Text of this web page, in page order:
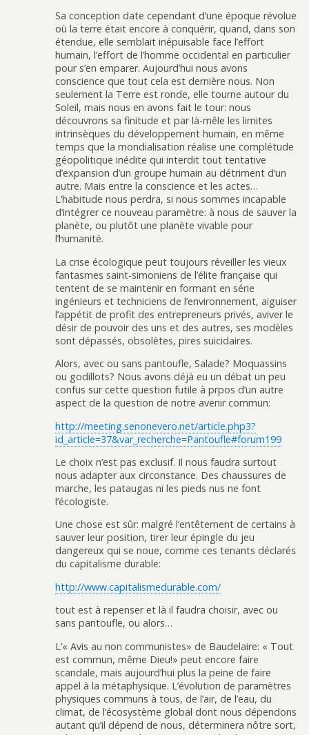
Sa conception date cependant d’une époque révolue
où la terre était encore à conquérir, quand, dans son
étendue, elle semblait inépuisable face l’effort
humain, l’effort de l’homme occidental en particulier
pour s’en emparer. Aujourd’hui nous avons
conscience que tout cela est dernière nous. Non
seulement la Terre est ronde, elle tourne autour du
Soleil, mais nous en avons fait le tour: nous
découvrons sa finitude et par là-mêle les limites
intrinsèques du développement humain, en même
temps que la mondialisation réalise une complétude
géopolitique inédite qui interdit tout tentative
d’expansion d’un groupe humain au détriment d’un
autre. Mais entre la conscience et les actes…
L’habitude nous perdra, si nous sommes incapable
d’intégrer ce nouveau paramètre: à nous de sauver la
planète, ou plutôt une planète vivable pour
l’humanité.
La crise écologique peut toujours réveiller les vieux
fantasmes saint-simoniens de l’élite française qui
tentent de se maintenir en formant en série
ingénieurs et techniciens de l’environnement, aiguiser
l’appétit de profit des entrepreneurs privés, aviver le
désir de pouvoir des uns et des autres, ses modèles
sont dépassés, obsolètes, pires suicidaires.
Alors, avec ou sans pantoufle, Salade? Moquassins
ou godillots? Nous avons déjà eu un débat un peu
confus sur cette question futile à prpos d’un autre
aspect de la question de notre avenir commun:
http://meeting.senonevero.net/article.php3?
id_article=37&var_recherche=Pantoufle#forum199
Le choix n’est pas exclusif. Il nous faudra surtout
nous adapter aux circonstance. Des chaussures de
marche, les pataugas ni les pieds nus ne font
l’écologiste.
Une chose est sûr: malgré l’entêtement de certains à
sauver leur position, tirer leur épingle du jeu
dangereux qui se noue, comme ces tenants déclarés
du capitalisme durable:
http://www.capitalismedurable.com/
tout est à repenser et là il faudra choisir, avec ou
sans pantoufle, ou alors…
L’« Avis au non communistes» de Baudelaire: « Tout
est commun, même Dieu!» peut encore faire
scandale, mais aujourd’hui plus la peine de faire
appel à la métaphysique. L’évolution de paramètres
physiques communs à tous, de l’air, de l’eau, du
climat, de l’écosystème global dont nous dépendons
autant qu’il dépend de nous, déterminera nôtre sort,